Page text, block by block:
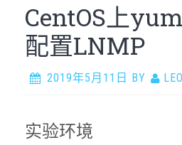
CentOS上
配置LNMP
2019年5月11日 BY
实验环境